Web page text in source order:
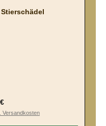
Preis:
Versandkosten